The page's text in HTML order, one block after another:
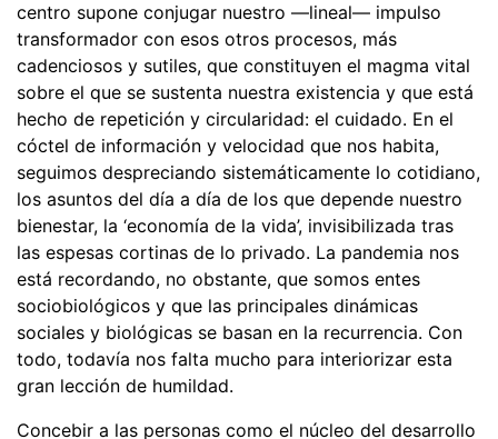
centro supone conjugar nuestro —lineal— impulso
transformador con esos otros procesos, más
cadenciosos y sutiles, que constituyen el magma vital
sobre el que se sustenta nuestra existencia y que está
hecho de repetición y circularidad: el cuidado. En el
cóctel de información y velocidad que nos habita,
seguimos despreciando sistemáticamente lo cotidiano,
los asuntos del día a día de los que depende nuestro
bienestar, la ‘economía de la vida’, invisibilizada tras
las espesas cortinas de lo privado. La pandemia nos
está recordando, no obstante, que somos entes
sociobiológicos y que las principales dinámicas
sociales y biológicas se basan en la recurrencia. Con
todo, todavía nos falta mucho para interiorizar esta
gran lección de humildad.
Concebir a las personas como el núcleo del desarrollo